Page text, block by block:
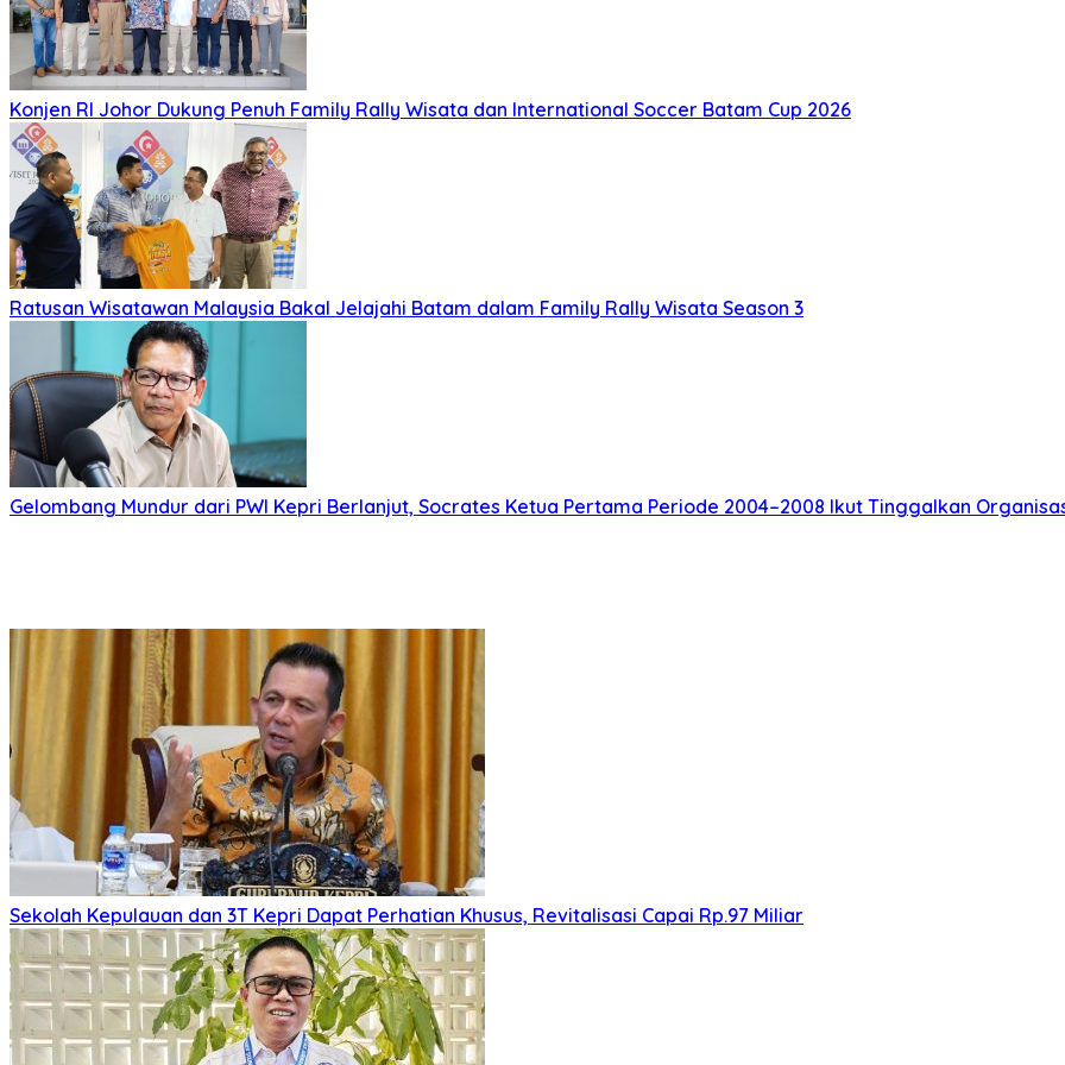
Konjen RI Johor Dukung Penuh Family Rally Wisata dan International Soccer Batam Cup 2026
Ratusan Wisatawan Malaysia Bakal Jelajahi Batam dalam Family Rally Wisata Season 3
Gelombang Mundur dari PWI Kepri Berlanjut, Socrates Ketua Pertama Periode 2004–2008 Ikut Tinggalkan
Sekolah Kepulauan dan 3T Kepri Dapat Perhatian Khusus, Revitalisasi Capai Rp.97 Miliar